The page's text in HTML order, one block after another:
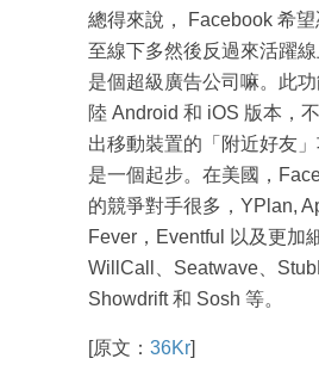
總得來說， Facebook 希望
至線下多然後反過來活躍
是個超級廣告公司嘛。此
陸 Android 和 iOS 版本，
出移動裝置的「附近好友
是一個起步。在美國，
的競爭對手很多，YPlan,
Fever，Eventful 以及更加
WillCall、Seatwave、
Showdrift 和 Sosh 等。
[原文： 36Kr]